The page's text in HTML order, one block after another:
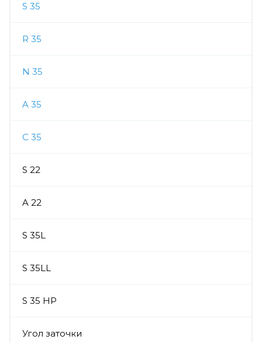
S 35
R 35
N 35
A 35
C 35
S 22
A 22
S 35L
S 35LL
S 35 HP
Угол заточки